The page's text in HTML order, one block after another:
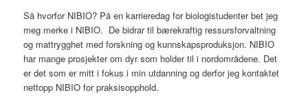
Så hvorfor NIBIO? På en karrieredag for biologistudenter bet jeg
meg merke i NIBIO. De bidrar til bærekraftig ressursforvaltning
og mattrygghet med forskning og kunnskapsproduksjon. NIBIO
har mange prosjekter om dyr som holder til i nordområdene. Det
er det som er mitt i fokus i min utdanning og derfor jeg kontaktet
nettopp NIBIO for praksisopphold.